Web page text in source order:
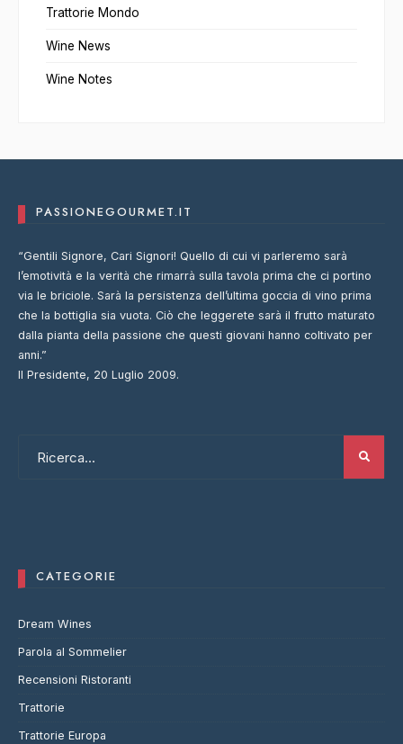
Trattorie Mondo
Wine News
Wine Notes
PASSIONEGOURMET.IT
“Gentili Signore, Cari Signori! Quello di cui vi parleremo sarà
l’emotività e la verità che rimarrà sulla tavola prima che ci portino
via le briciole. Sarà la persistenza dell’ultima goccia di vino prima
che la bottiglia sia vuota. Ciò che leggerete sarà il frutto maturato
dalla pianta della passione che questi giovani hanno coltivato per
anni.”
Il Presidente, 20 Luglio 2009.
CATEGORIE
Dream Wines
Parola al Sommelier
Recensioni Ristoranti
Trattorie
Trattorie Europa